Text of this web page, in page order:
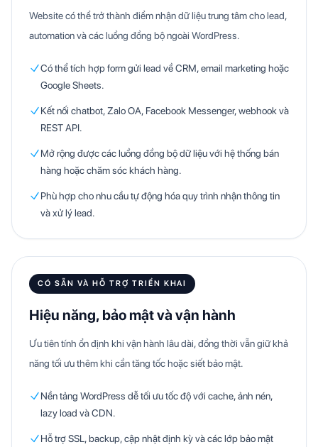
Website có thể trở thành điểm nhận dữ liệu trung tâm cho lead,
automation và các luồng đồng bộ ngoài WordPress.
Có thể tích hợp form gửi lead về CRM, email marketing hoặc
Google Sheets.
Kết nối chatbot, Zalo OA, Facebook Messenger, webhook và
REST API.
Mở rộng được các luồng đồng bộ dữ liệu với hệ thống bán
hàng hoặc chăm sóc khách hàng.
Phù hợp cho nhu cầu tự động hóa quy trình nhận thông tin
và xử lý lead.
CÓ SẴN VÀ HỖ TRỢ TRIỂN KHAI
Hiệu năng, bảo mật và vận hành
Ưu tiên tính ổn định khi vận hành lâu dài, đồng thời vẫn giữ khả
năng tối ưu thêm khi cần tăng tốc hoặc siết bảo mật.
Nền tảng WordPress dễ tối ưu tốc độ với cache, ảnh nén,
lazy load và CDN.
Hỗ trợ SSL, backup, cập nhật định kỳ và các lớp bảo mật